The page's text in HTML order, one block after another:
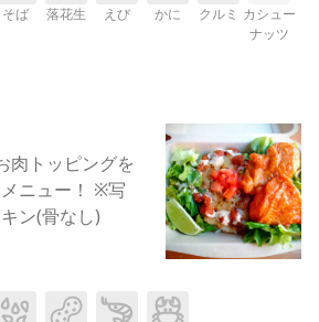
そば 落花生 えび かに クルミ カシュー
ナッツ
肉トッピングを
ニュー！ ※写
ン(骨なし)